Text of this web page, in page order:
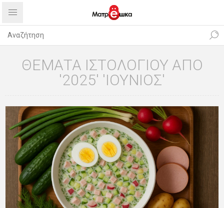
ΘΈΜΑΤΑ ΙΣΤΟΛΟΓΊΟΥ ΑΠΌ
'2025' 'ΙΟΎΝΙΟΣ'